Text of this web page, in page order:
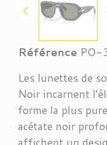

Référence
Les lunettes de
Noir incarnent
forme la plus
acétate noir